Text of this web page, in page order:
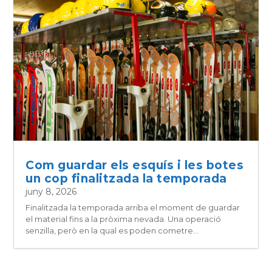
Com guardar els esquís i les botes
un cop finalitzada la temporada
juny 8, 2026
Finalitzada la temporada arriba el moment de guardar
el material fins a la pròxima nevada. Una operació
senzilla, però en la qual es poden cometre...